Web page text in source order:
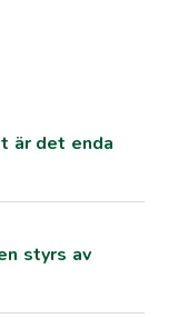
är det enda
styrs av